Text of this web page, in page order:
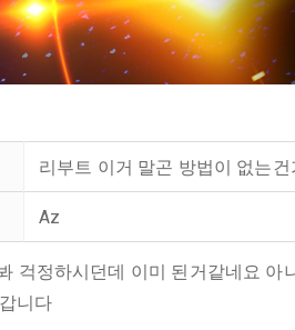
리부트 이거 말곤 방법이 없는건
Az
걱정하시던데 이미 된거같네요
니다